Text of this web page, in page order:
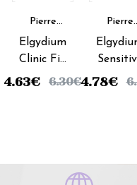
Pierre
Fabre
Elgydium
Clinic Fio
Dental
4.63€ 6.30€
Pierre
Fabre
Escova
4.78€